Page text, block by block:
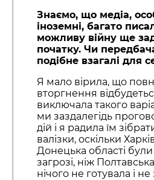
Знаємо, що медіа,
іноземні, багато
можливу війну ще
початку. Чи
подібне взагалі для
Я мало вірила, що
вторгнення
виключала такого
ми заздалегідь
дій і я радила їм
валізки, оскільки
Донецька області були
загрозі, ніж
нічого не готувала і